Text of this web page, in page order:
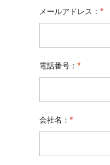
*
メールアドレス：
*
電話番号：
*
会社名：